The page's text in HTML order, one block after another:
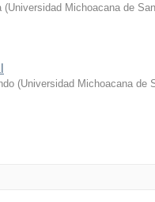
(Universidad Michoacana de
(Universidad Michoacana de